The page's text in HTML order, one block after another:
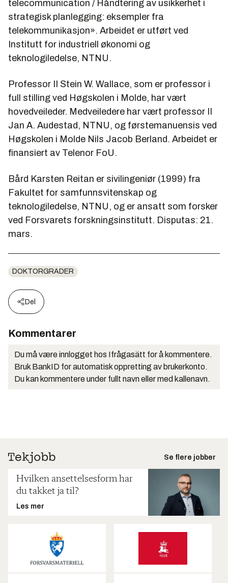
telecommunication / Håndtering av usikkerhet i
strategisk planlegging: eksempler fra
telekommunikasjon». Arbeidet er utført ved
Institutt for industriell økonomi og
teknologiledelse, NTNU.
Professor II Stein W. Wallace, som er professor i
full stilling ved Høgskolen i Molde, har vært
hovedveileder. Medveiledere har vært professor II
Jan A. Audestad, NTNU, og førstemanuensis ved
Høgskolen i Molde Nils Jacob Berland. Arbeidet er
finansiert av Telenor FoU.
Bård Karsten Reitan er sivilingeniør (1999) fra
Fakultet for samfunnsvitenskap og
teknologiledelse, NTNU, og er ansatt som forsker
ved Forsvarets forskningsinstitutt. Disputas: 21.
mars.
DOKTORGRADER
Del
Kommentarer
Du må være innlogget hos Ifrågasätt for å kommentere.
Bruk BankID for automatisk oppretting av brukerkonto.
Du kan kommentere under fullt navn eller med kallenavn.
Se flere jobber
Hvilken ansettelsesform har
du takket ja til?
Les mer